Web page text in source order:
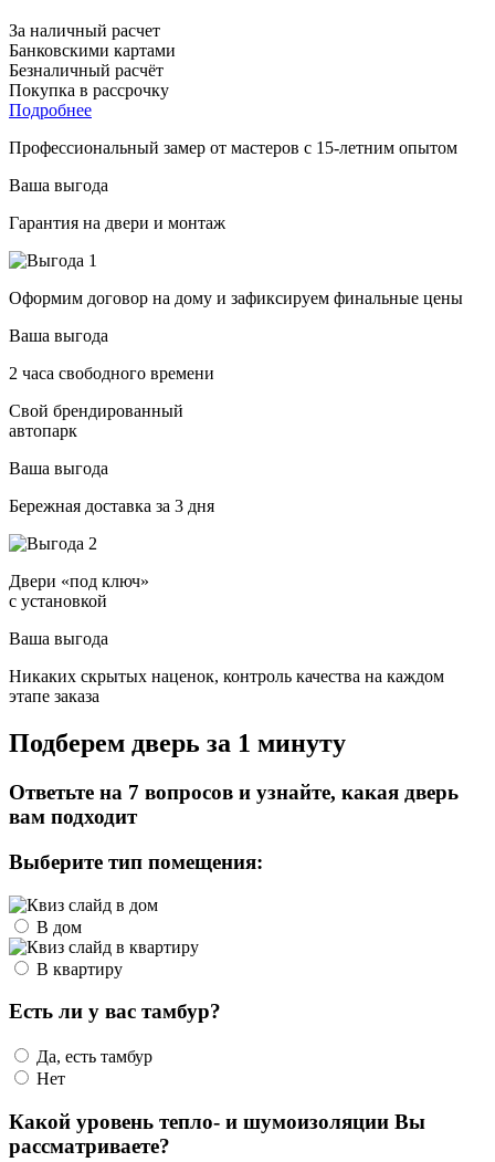
За наличный расчет
Банковскими картами
Безналичный расчёт
Покупка в рассрочку
Подробнее
Профессиональный замер от мастеров с 15-летним опытом
Ваша выгода
Гарантия на двери и монтаж
Оформим договор на дому и зафиксируем финальные цены
Ваша выгода
2 часа свободного времени
Свой брендированный
автопарк
Ваша выгода
Бережная доставка за 3 дня
Двери «под ключ»
с установкой
Ваша выгода
Никаких скрытых наценок, контроль качества на каждом
этапе заказа
Подберем дверь за 1 минуту
Ответьте на 7 вопросов и узнайте, какая дверь
вам подходит
Выберите тип помещения:
В дом
В квартиру
Есть ли у вас тамбур?
Да, есть тамбур
Нет
Какой уровень тепло- и шумоизоляции Вы
рассматриваете?